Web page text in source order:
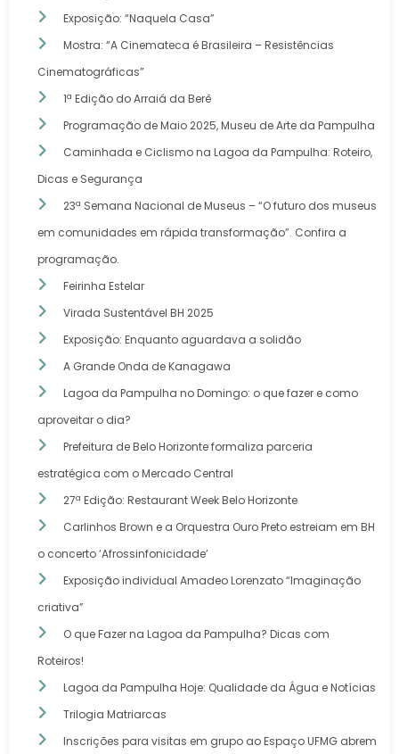
Exposição: “Naquela Casa”
Mostra: “A Cinemateca é Brasileira – Resistências
Cinematográficas”
1ª Edição do Arraiá da Berê
Programação de Maio 2025, Museu de Arte da Pampulha
Caminhada e Ciclismo na Lagoa da Pampulha: Roteiro,
Dicas e Segurança
23ª Semana Nacional de Museus – “O futuro dos museus
em comunidades em rápida transformação”. Confira a
programação.
Feirinha Estelar
Virada Sustentável BH 2025
Exposição: Enquanto aguardava a solidão
A Grande Onda de Kanagawa
Lagoa da Pampulha no Domingo: o que fazer e como
aproveitar o dia?
Prefeitura de Belo Horizonte formaliza parceria
estratégica com o Mercado Central
27ª Edição: Restaurant Week Belo Horizonte
Carlinhos Brown e a Orquestra Ouro Preto estreiam em BH
o concerto ‘Afrossinfonicidade’
Exposição individual Amadeo Lorenzato “Imaginação
criativa”
O que Fazer na Lagoa da Pampulha? Dicas com
Roteiros!
Lagoa da Pampulha Hoje: Qualidade da Água e Notícias
Trilogia Matriarcas
Inscrições para visitas em grupo ao Espaço UFMG abrem